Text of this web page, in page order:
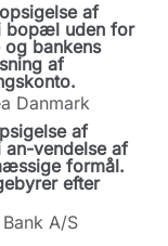
af
bopæl uden for
og bankens
af
Danmark
af
vendelse af
formål.
efter
A/S